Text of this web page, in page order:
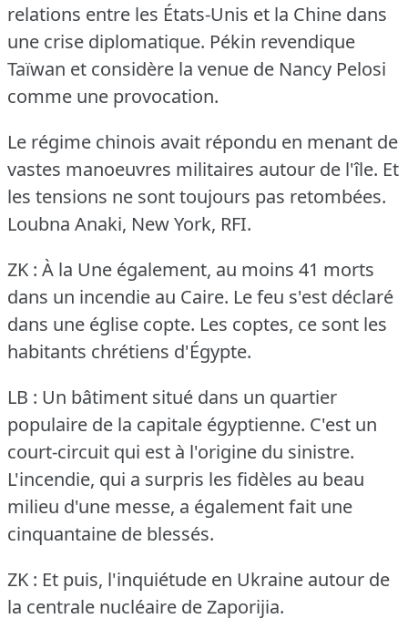
relations entre les États-Unis et la Chine dans
une crise diplomatique. Pékin revendique
Taïwan et considère la venue de Nancy Pelosi
comme une provocation.
Le régime chinois avait répondu en menant de
vastes manoeuvres militaires autour de l'île. Et
les tensions ne sont toujours pas retombées.
Loubna Anaki, New York, RFI.
ZK : À la Une également, au moins 41 morts
dans un incendie au Caire. Le feu s'est déclaré
dans une église copte. Les coptes, ce sont les
habitants chrétiens d'Égypte.
LB : Un bâtiment situé dans un quartier
populaire de la capitale égyptienne. C'est un
court-circuit qui est à l'origine du sinistre.
L'incendie, qui a surpris les fidèles au beau
milieu d'une messe, a également fait une
cinquantaine de blessés.
ZK : Et puis, l'inquiétude en Ukraine autour de
la centrale nucléaire de Zaporijia.